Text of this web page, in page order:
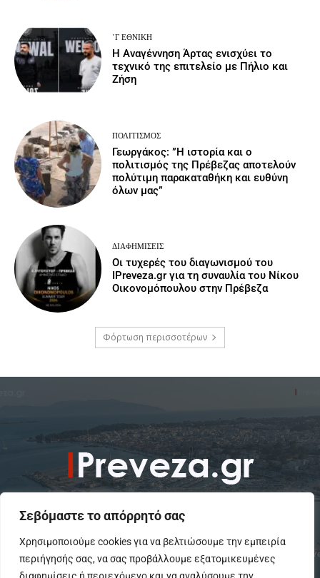
Σεβόμαστε το απόρρητό σας
Χρησιμοποιούμε cookies για να βελτιώσουμε την εμπειρία
περιήγησής σας, να σας προβάλλουμε εξατομικευμένες
΄Γ ΕΘΝΙΚΉ
Η Αναγέννηση Άρτας ενισχύει το
τεχνικό της επιτελείο με Πήλιο και
Ζήση
ΠΟΛΙΤΙΣΜΌΣ
Γεωργάκος: ”Η ιστορία και ο
πολιτισμός της Πρέβεζας αποτελούν
πολύτιμη παρακαταθήκη και ευθύνη
όλων μας”
ΔΙΑΦΗΜΊΣΕΙΣ
Οι τυχερές του διαγωνισμού του
IPreveza.gr για τη συναυλία του Νίκου
Οικονομόπουλου στην Πρέβεζα
Φόρτωση περισσοτέρων
To IPreveza.gr είναι μια σύγχρονη ενημερωτική ιστοσελίδα για την
Πρέβεζα, Πάργα, Φιλιππιάδα και την Ήπειρο σε θέματα Κοινωνικά,